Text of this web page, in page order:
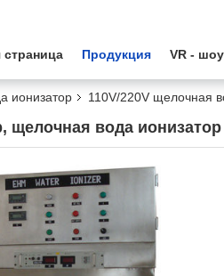
страница Продукция VR - шоу
ионизатор 110V/220V щелочная
щелочная вода ионизатор